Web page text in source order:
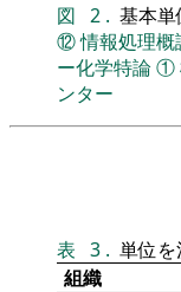
図 2 . 基本
⑫情報処理概
ー化学特論①
ンター
表 3 . 単位
組織